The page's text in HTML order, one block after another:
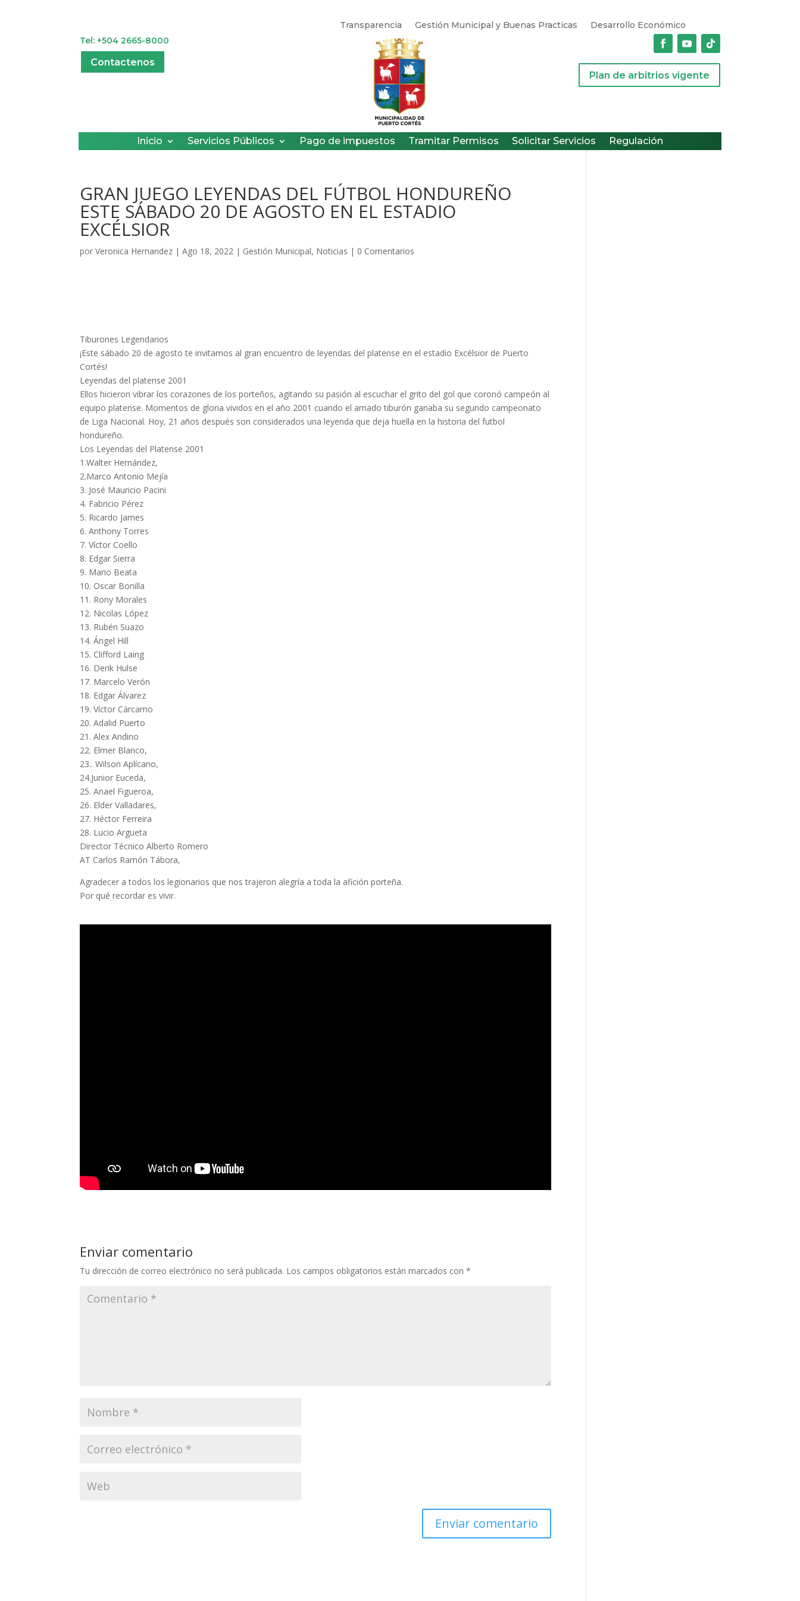
Transparencia Gestión Municipal y Buenas Practicas
Desarrollo Económico
Tel: +504 2665-8000
Contactenos
Plan de arbitrios vigente
Inicio Servicios Públicos Pago de impuestos Tramitar Permisos Solicitar Servicios Regulación
GRAN JUEGO LEYENDAS DEL FÚTBOL HONDUREÑO
ESTE SÁBADO 20 DE AGOSTO EN EL ESTADIO
EXCÉLSIOR
porVeronica Hernandez |Ago 18, 2022 | Gestión Municipal, Noticias | 0 Comentarios
Tiburones Legendarios
¡Este sábado 20 de agosto te invitamos al gran encuentro de leyendas del platense en el estadio Excélsior de Puerto
Cortés!
Leyendas del platense 2001
Ellos hicieron vibrar los corazones de los porteños, agitando su pasión al escuchar el grito del gol que coronó campeón al
equipo platense. Momentos de gloria vividos en el año 2001 cuando el amado tiburón ganaba su segundo campeonato
de Liga Nacional. Hoy, 21 años después son considerados una leyenda que deja huella en la historia del futbol
hondureño.
Los Leyendas del Platense 2001
1.Walter Hernández,
2.Marco Antonio Mejía
3. José Mauricio Pacini
4. Fabricio Pérez
5. Ricardo James
6. Anthony Torres
7. Víctor Coello
8. Edgar Sierra
9. Mario Beata
10. Oscar Bonilla
11. Rony Morales
12. Nicolas López
13. Rubén Suazo
14. Ángel Hill
15. Clifford Laing
16. Derik Hulse
17. Marcelo Verón
18. Edgar Álvarez
19. Víctor Cárcamo
20. Adalid Puerto
21. Alex Andino
22. Elmer Blanco,
23.. Wilson Aplícano,
24.Junior Euceda,
25. Anael Figueroa,
26. Elder Valladares,
27. Héctor Ferreira
28. Lucio Argueta
Director Técnico Alberto Romero
AT Carlos Ramón Tábora,
Agradecer a todos los legionarios que nos trajeron alegría a toda la afición porteña.
Por qué recordar es vivir.
Enviar comentario
Tu dirección de correo electrónico no será publicada. Los campos obligatorios están marcados con*